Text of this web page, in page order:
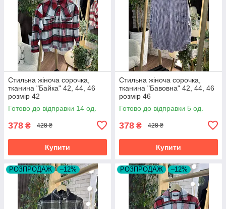
Стильна жіноча сорочка,
тканина "Байка" 42, 44, 46
розмір 42
Готово до відправки 14 од.
378 ₴ 428 ₴
Купити
Стильна жіноча сорочка,
тканина "Бавовна" 42, 44, 46
розмір 46
Готово до відправки 5 од.
378 ₴ 428 ₴
Купити
РОЗПРОДАЖ –12% РОЗПРОДАЖ –12%